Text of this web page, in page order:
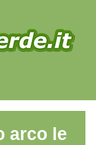
arco le